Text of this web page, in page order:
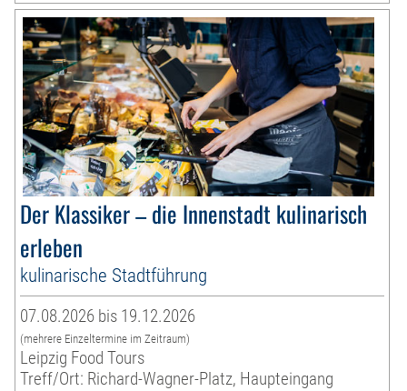
Der Klassiker – die Innenstadt kulinarisch
erleben
kulinarische Stadtführung
07.08.2026 bis 19.12.2026
(mehrere Einzeltermine im Zeitraum)
Leipzig Food Tours
Treff/Ort: Richard-Wagner-Platz, Haupteingang